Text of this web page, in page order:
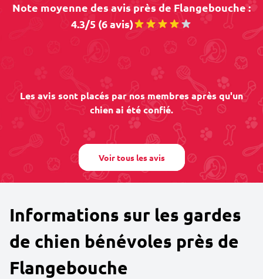
Note moyenne des avis près de Flangebouche :
4.3/5 (6 avis)
Les avis sont placés par nos membres après qu'un
chien ai été confié.
Voir tous les avis
Informations sur les gardes
de chien bénévoles près de
Flangebouche